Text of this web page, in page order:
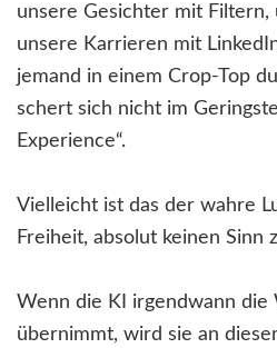
unsere Gesichter mit Filtern,
unsere Karrieren mit
jemand in einem Crop-Top
schert sich nicht im
Experience“.
Vielleicht ist das der wahre
Freiheit, absolut keinen Sinn
Wenn die KI irgendwann die
übernimmt, wird sie an